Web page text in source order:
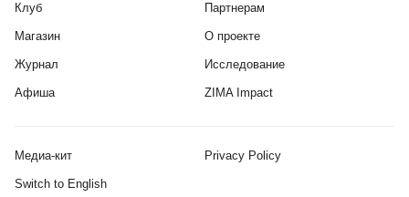
Клуб
Магазин
Журнал
Афиша
Партнерам
О проекте
Исследование
ZIMA Impact
Медиа-кит Privacy Policy
Switch to English